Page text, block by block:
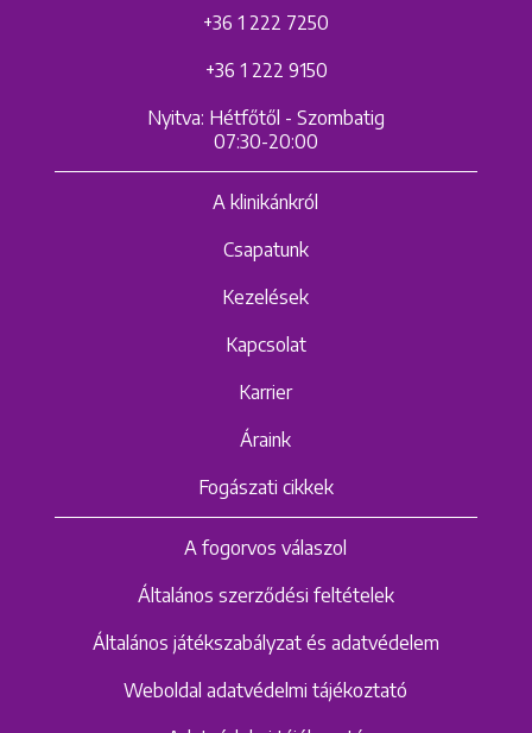
+36 1 222 7250
+36 1 222 9150
Nyitva: Hétfőtől - Szombatig
07:30-20:00
A klinikánkról
Csapatunk
Kezelések
Kapcsolat
Karrier
Áraink
Fogászati cikkek
A fogorvos válaszol
Általános szerződési feltételek
Általános játékszabályzat és adatvédelem
Weboldal adatvédelmi tájékoztató